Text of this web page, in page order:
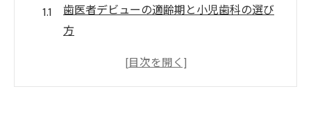
歯医者デビューの適齢期と小児歯科の選び
方
初めての歯医者で子どもが安心できる工夫